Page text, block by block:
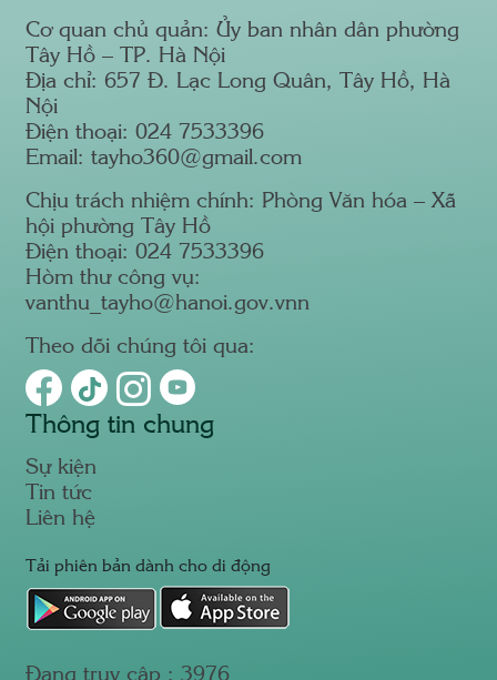
Cơ quan chủ quản: Ủy ban nhân dân phường
Tây Hồ – TP. Hà Nội
Địa chỉ: 657 Đ. Lạc Long Quân, Tây Hồ, Hà
Nội
Điện thoại: 024 7533396
Email: tayho360@gmail.com
Chịu trách nhiệm chính: Phòng Văn hóa – Xã
hội phường Tây Hồ
Điện thoại: 024 7533396
Hòm thư công vụ:
vanthu_tayho@hanoi.gov.vnn
Theo dõi chúng tôi qua:
Thông tin chung
Sự kiện
Tin tức
Liên hệ
Tải phiên bản dành cho di động